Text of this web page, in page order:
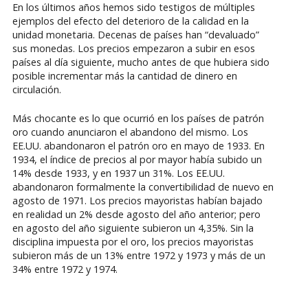
En los últimos años hemos sido testigos de múltiples
ejemplos del efecto del deterioro de la calidad en la
unidad monetaria. Decenas de países han “devaluado”
sus monedas. Los precios empezaron a subir en esos
países al día siguiente, mucho antes de que hubiera sido
posible incrementar más la cantidad de dinero en
circulación.
Más chocante es lo que ocurrió en los países de patrón
oro cuando anunciaron el abandono del mismo. Los
EE.UU. abandonaron el patrón oro en mayo de 1933. En
1934, el índice de precios al por mayor había subido un
14% desde 1933, y en 1937 un 31%. Los EE.UU.
abandonaron formalmente la convertibilidad de nuevo en
agosto de 1971. Los precios mayoristas habían bajado
en realidad un 2% desde agosto del año anterior; pero
en agosto del año siguiente subieron un 4,35%. Sin la
disciplina impuesta por el oro, los precios mayoristas
subieron más de un 13% entre 1972 y 1973 y más de un
34% entre 1972 y 1974.